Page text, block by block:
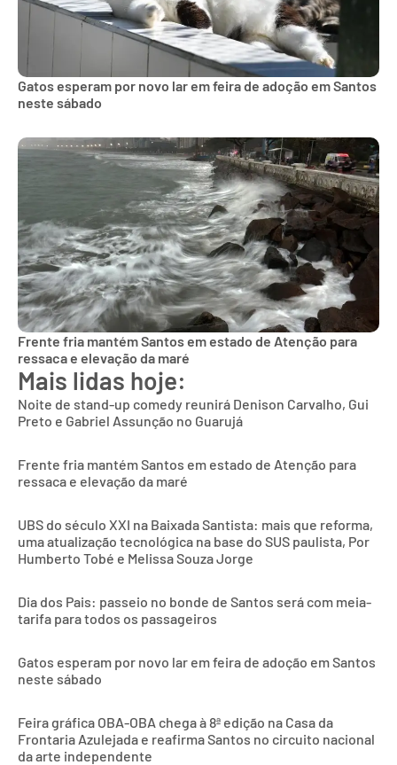
Gatos esperam por novo lar em feira de adoção em Santos
neste sábado
Frente fria mantém Santos em estado de Atenção para
ressaca e elevação da maré
Mais lidas hoje:
Noite de stand-up comedy reunirá Denison Carvalho, Gui
Preto e Gabriel Assunção no Guarujá
Frente fria mantém Santos em estado de Atenção para
ressaca e elevação da maré
UBS do século XXI na Baixada Santista: mais que reforma,
uma atualização tecnológica na base do SUS paulista, Por
Humberto Tobé e Melissa Souza Jorge
Dia dos Pais: passeio no bonde de Santos será com meia-
tarifa para todos os passageiros
Gatos esperam por novo lar em feira de adoção em Santos
neste sábado
Feira gráfica OBA-OBA chega à 8ª edição na Casa da
Frontaria Azulejada e reafirma Santos no circuito nacional
da arte independente